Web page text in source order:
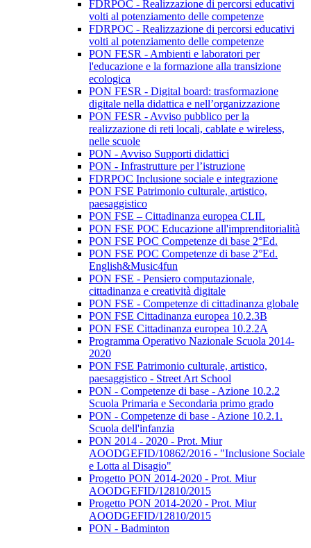
FDRPOC - Realizzazione di percorsi educativi
volti al potenziamento delle competenze
FDRPOC - Realizzazione di percorsi educativi
volti al potenziamento delle competenze
PON FESR - Ambienti e laboratori per
l'educazione e la formazione alla transizione
ecologica
PON FESR - Digital board: trasformazione
digitale nella didattica e nell’organizzazione
PON FESR - Avviso pubblico per la
realizzazione di reti locali, cablate e wireless,
nelle scuole
PON - Avviso Supporti didattici
PON - Infrastrutture per l’istruzione
FDRPOC Inclusione sociale e integrazione
PON FSE Patrimonio culturale, artistico,
paesaggistico
PON FSE – Cittadinanza europea CLIL
PON FSE POC Educazione all'imprenditorialità
PON FSE POC Competenze di base 2°Ed.
PON FSE POC Competenze di base 2°Ed.
English&Music4fun
PON FSE - Pensiero computazionale,
cittadinanza e creatività digitale
PON FSE - Competenze di cittadinanza globale
PON FSE Cittadinanza europea 10.2.3B
PON FSE Cittadinanza europea 10.2.2A
Programma Operativo Nazionale Scuola 2014-
2020
PON FSE Patrimonio culturale, artistico,
paesaggistico - Street Art School
PON - Competenze di base - Azione 10.2.2
Scuola Primaria e Secondaria primo grado
PON - Competenze di base - Azione 10.2.1.
Scuola dell'infanzia
PON 2014 - 2020 - Prot. Miur
AOODGEFID/10862/2016 - "Inclusione Sociale
e Lotta al Disagio"
Progetto PON 2014-2020 - Prot. Miur
AOODGEFID/12810/2015
Progetto PON 2014-2020 - Prot. Miur
AOODGEFID/12810/2015
PON - Badminton